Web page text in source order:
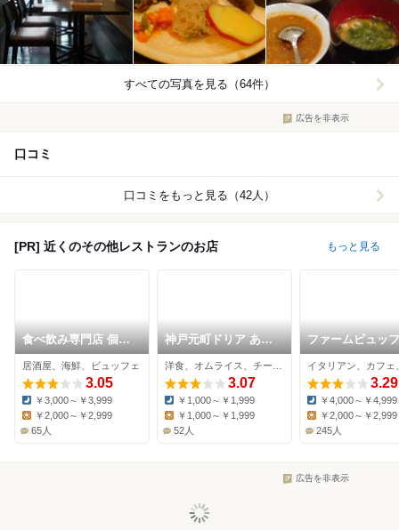
すべての写真を見る（64件）
広告を非表示
口コミ
口コミをもっと見る（42人）
[PR] 近くのその他レストランのお店 もっと見る
食べ飲み専門店 個室
創作和食居酒屋 ゆず
の小町 天王寺店
居酒屋、海鮮、ビュッフェ
3.05
Dinner:
￥3,000～￥3,999
Lunch:
￥2,000～￥2,999
65人
神戸元町ドリア あべ
のハルカスダイニング
店
3.07
Dinner:
￥1,000～￥1,999
Lunch:
￥1,000～￥1,999
52人
ファームビュッ
mothers てんし
3.29
Dinner:
￥4,000～￥4,999
￥2,000～￥2,999
245人
広告を非表示